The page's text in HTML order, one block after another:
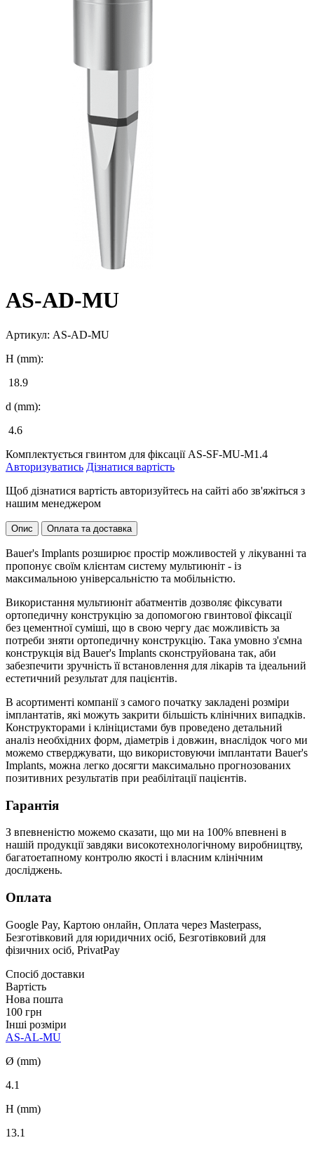
AS-AD-MU
Артикул: AS-AD-MU
H (mm):
18.9
d (mm):
4.6
Комплектується гвинтом для фіксації AS-SF-MU-M1.4
Авторизуватись Дізнатися вартість
Щоб дізнатися вартість авторизуйтесь на сайті або зв'яжіться з
нашим менеджером
Опис Оплата та доставка
Bauer's Implants розширює простір можливостей у лікуванні та
пропонує своїм клієнтам систему мультиюніт - із
максимальною універсальністю та мобільністю.
Використання мультиюніт абатментів дозволяє фіксувати
ортопедичну конструкцію за допомогою гвинтової фіксації
без цементної суміші, що в свою чергу дає можливість за
потреби зняти ортопедичну конструкцію. Така умовно з'ємна
конструкція від Bauer's Implants сконструйована так, аби
забезпечити зручність її встановлення для лікарів та ідеальний
естетичний результат для пацієнтів.
В асортименті компанії з самого початку закладені розміри
імплантатів, які можуть закрити більшість клінічних випадків.
Конструкторами і клініцистами був проведено детальний
аналіз необхідних форм, діаметрів і довжин, внаслідок чого ми
можемо стверджувати, що використовуючи імплантати Bauer's
Implants, можна легко досягти максимально прогнозованих
позитивних результатів при реабілітації пацієнтів.
Гарантія
З впевненістю можемо сказати, що ми на 100% впевнені в
нашій продукції завдяки високотехнологічному виробництву,
багатоетапному контролю якості і власним клінічним
досліджень.
Оплата
Google Pay, Картою онлайн, Оплата через Masterpass,
Безготівковий для юридичних осіб, Безготівковий для
фізичних осіб, PrivatPay
Спосіб доставки
Вартість
Нова пошта
100 грн
Інші розміри
AS-AL-MU
Ø (mm)
4.1
H (mm)
13.1